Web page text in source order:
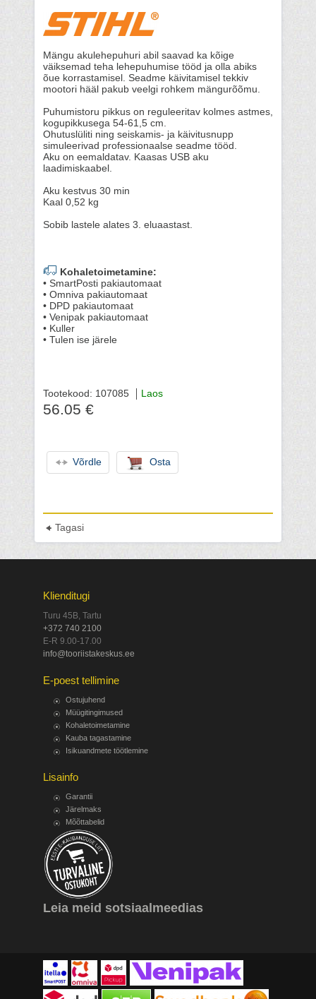
Mängu akulehepuhuri abil saavad ka kõige
väiksemad teha lehepuhumise tööd ja olla abiks
õue korrastamisel. Seadme käivitamisel tekkiv
mootori hääl pakub veelgi rohkem mängurõõmu.
Puhumistoru pikkus on reguleeritav kolmes astmes,
kogupikkusega 54-61,5 cm.
Ohutuslüliti ning seiskamis- ja käivitusnupp
simuleerivad professionaalse seadme tööd.
Aku on eemaldatav. Kaasas USB aku
laadimiskaabel.
Aku kestvus 30 min
Kaal 0,52 kg
Sobib lastele alates 3. eluaastast.
Kohaletoimetamine:
• SmartPosti pakiautomaat
• Omniva pakiautomaat
• DPD pakiautomaat
• Venipak pakiautomaat
• Kuller
• Tulen ise järele
Tootekood: 107085 Laos
56.05 €
Võrdle Osta
Tagasi
Klienditugi
Turu 45B, Tartu
+372 740 2100
E-R 9.00-17.00
info@tooriistakeskus.ee
E-poest tellimine
Ostujuhend
Müügitingimused
Kohaletoimetamine
Kauba tagastamine
Isikuandmete töötlemine
Lisainfo
Garantii
Järelmaks
Mõõttabelid
Leia meid sotsiaalmeedias